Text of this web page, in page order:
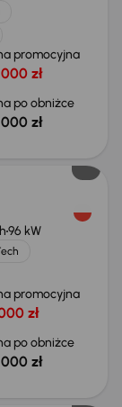
promocyjna
zł
po obniżce
zł
96 kW
promocyjna
zł
po obniżce
zł